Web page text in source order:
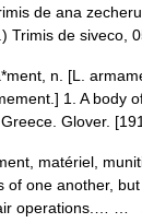
de ana
Trimis de siveco,
n. [L.
1. A body
Greece. Glover.
matériel,
of one another,
operations.… …